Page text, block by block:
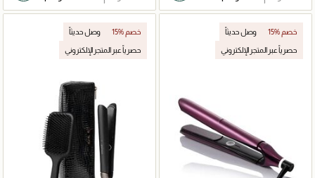
15% خصم وصل حديثاً
حصرياً عبر المتجر الإلكتروني
15% خصم وصل حديثاً
حصرياً عبر المتجر الإلكتروني